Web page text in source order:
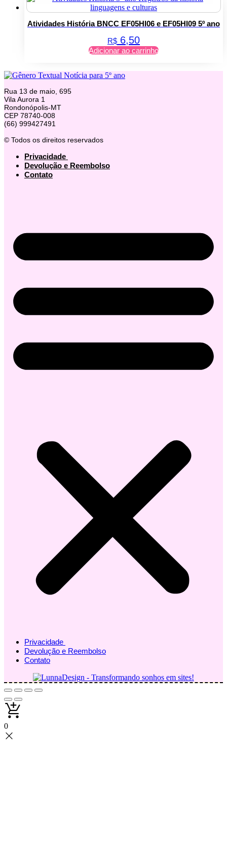
Atividades História BNCC EF05HI06 e EF05HI09 5º ano
R$ 6,50
Adicionar ao carrinho
Rua 13 de maio, 695
Vila Aurora 1
Rondonópolis-MT
CEP 78740-008
(66) 999427491
© Todos os direitos reservados
Privacidade
Devolução e Reembolso
Contato
Privacidade
Devolução e Reembolso
Contato
0